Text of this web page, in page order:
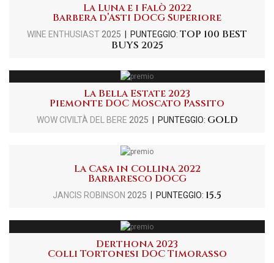
La Luna e i Falò 2022
Barbera d’Asti DOCG Superiore
WINE ENTHUSIAST 2025 | PUNTEGGIO: TOP 100 BEST
BUYS 2025
La Bella Estate 2023
Piemonte DOC Moscato Passito
WOW CIVILTÀ DEL BERE 2025 | PUNTEGGIO: GOLD
La Casa in Collina 2022
Barbaresco DOCG
JANCIS ROBINSON 2025 | PUNTEGGIO: 15.5
Derthona 2023
Colli Tortonesi DOC Timorasso